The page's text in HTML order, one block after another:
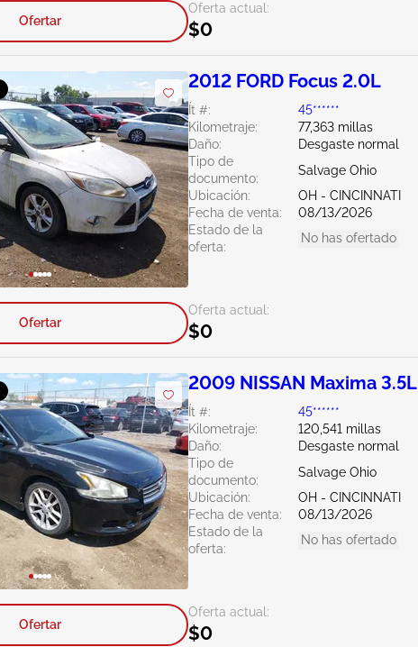
Oferta actual:
$0
Ofertar
2012 FORD Focus 2.0L
Ít #:
45******
Kilometraje:
77,363 millas
Daño:
Desgaste normal
Tipo de
documento:
Salvage Ohio
Ubicación:
OH - CINCINNATI
Fecha de venta:
08/13/2026
Estado de la
oferta:
No has ofertado
Oferta actual:
$0
Ofertar
2009 NISSAN Maxima 3.5L
Ít #:
45******
Kilometraje:
120,541 millas
Daño:
Desgaste normal
Tipo de
documento:
Salvage Ohio
Ubicación:
OH - CINCINNATI
Fecha de venta:
08/13/2026
Estado de la
oferta:
No has ofertado
Oferta actual:
$0
Ofertar